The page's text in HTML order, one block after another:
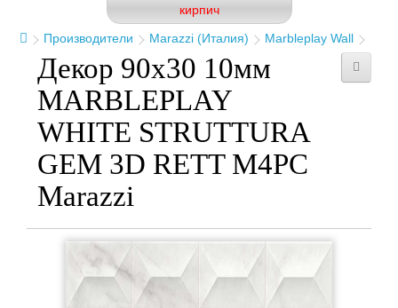
кирпич
Производители
Marazzi (Италия) Marbleplay Wall
Декор 90x30 10мм
MARBLEPLAY
WHITE STRUTTURA
GEM 3D RETT M4PC
Marazzi